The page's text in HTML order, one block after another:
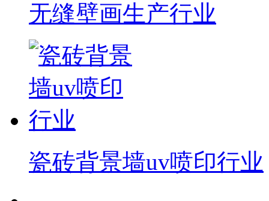
无缝壁画生产行业
瓷砖背景墙uv喷印行业